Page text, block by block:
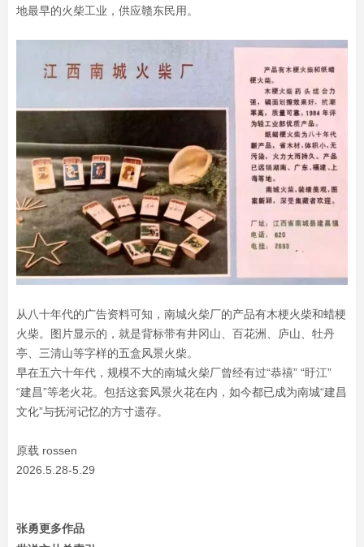
地最早的火柴工业，供应赣东民用。
从八十年代的广告资料可知，南城火柴厂的产品有木梗火柴和蜡梗
火柴。图片显示的，就是背标带有井冈山、百花洲、庐山、牡丹
亭、三清山等字样的五盒风景火柴。
早在五六十年代，规模不大的南城火柴厂曾经有过“恭禧” “盱江”
“建昌”等老火花。包括这套风景火花在内，如今都已成为南城“建昌
文化”与抚河记忆的方寸遗存。
原载 rossen
2026.5.28-5.29
张勇更多作品